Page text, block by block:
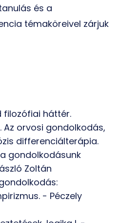
és a
témaköreivel zárjuk
filozófiai háttér.
orvosi gondolkodás,
differenciálterápia.
gondolkodásunk
Zoltán
- Péczely